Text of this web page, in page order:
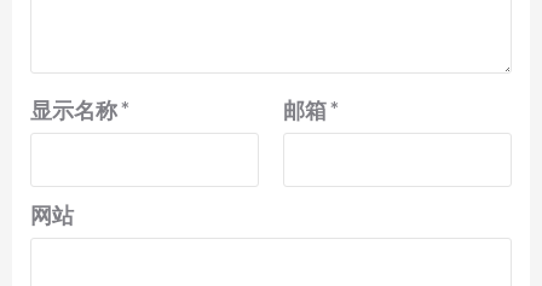
显示名称* 邮箱*
网站